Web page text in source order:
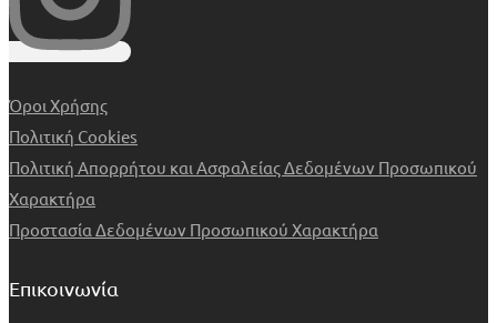
Όροι Χρήσης
Πολιτική Cookies
Πολιτική Απορρήτου και Ασφαλείας Δεδομένων Προσωπικού
Χαρακτήρα
Προστασία Δεδομένων Προσωπικού Χαρακτήρα
Επικοινωνία